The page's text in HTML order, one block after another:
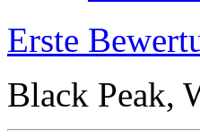
Erste
Black Peak,